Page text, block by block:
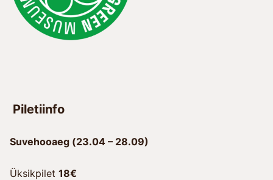
Piletiinfo
Suvehooaeg (23.04 – 28.09)
Üksikpilet 18€